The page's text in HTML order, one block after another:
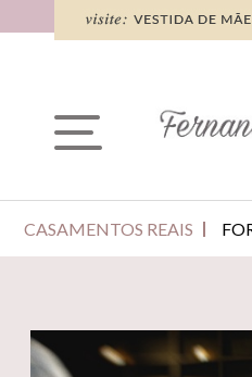
CASAMENTOS REAIS